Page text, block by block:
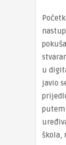
u
javio
škola,